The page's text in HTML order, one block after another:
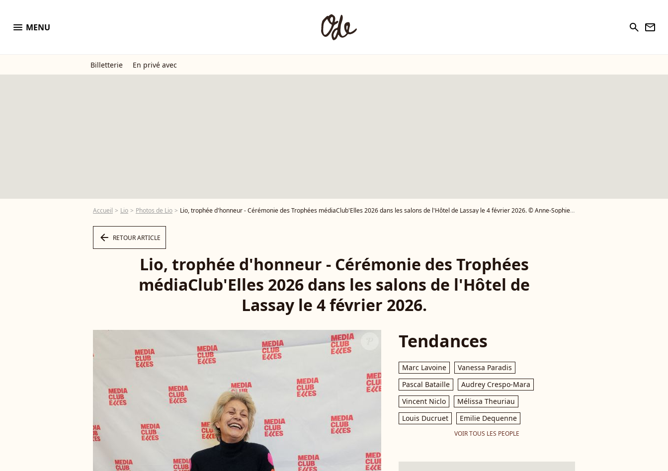
menu MENU search newsletter
Billetterie En privé avec
Accueil Lio Photos de Lio Lio, trophée d'honneur - Cérémonie des Trophées médiaClub'Elles 2026 dans les salons de l'Hôtel de Lassay le 4 février 2026. © Anne-Sophie Guebey / Bestimage - Photo
arrow_left RETOUR ARTICLE
Lio, trophée d'honneur - Cérémonie des Trophées
médiaClub'Elles 2026 dans les salons de l'Hôtel de
Lassay le 4 février 2026.
Tendances
Marc Lavoine
Vanessa Paradis
Pascal Bataille
Audrey Crespo-Mara
Vincent Niclo
Mélissa Theuriau
Louis Ducruet
Emilie Dequenne
VOIR TOUS LES PEOPLE